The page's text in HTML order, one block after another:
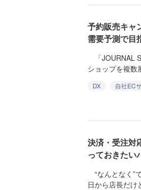
予約販売キャ
需要予測で目
「JOURNAL
ショップを複数
DX 自社EC
決済・受注対
っておきたい
“なんとなく”
日から店長だ